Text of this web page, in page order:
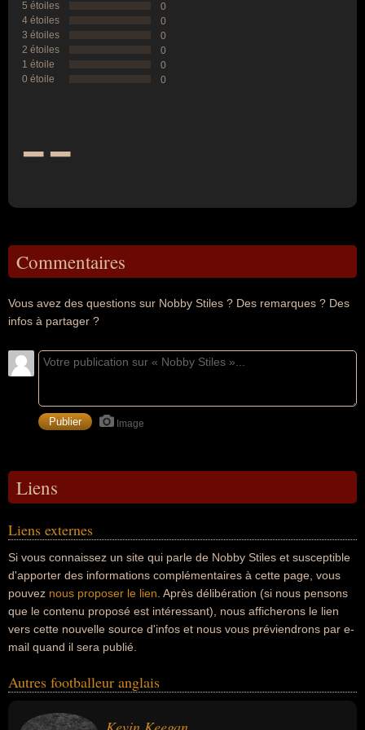
5 étoiles
0
4 étoiles
0
3 étoiles
0
2 étoiles
0
1 étoile
0
0 étoile
0
--
Commentaires
Vous avez des questions sur Nobby Stiles ? Des remarques ? Des
infos à partager ?
Image
Liens
Liens externes
Si vous connaissez un site qui parle de Nobby Stiles et susceptible
d'apporter des informations complémentaires à cette page, vous
pouvez nous proposer le lien . Après délibération (si nous pensons
que le contenu proposé est intéressant), nous afficherons le lien
vers cette nouvelle source d'infos et nous vous préviendrons par e-
mail quand il sera publié.
Autres footballeur anglais